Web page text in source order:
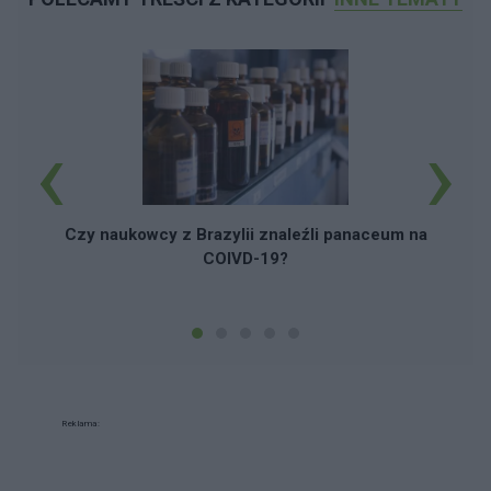
Czy naukowcy z Brazylii znaleźli panaceum na
COIVD-19?
‹ ›
Reklama: